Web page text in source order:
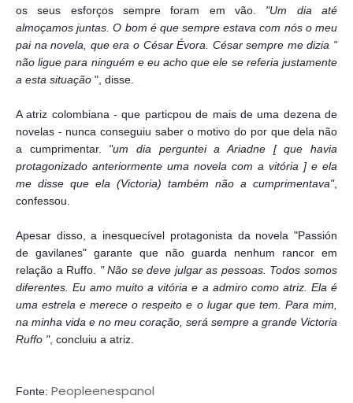
os seus esforços sempre foram em vão.
"Um dia até
almoçamos juntas. O bom é que sempre estava com nós o meu
pai na novela, que era o César Évora. César sempre me dizia "
não ligue para ninguém e eu acho que ele se referia justamente
a esta situação ", disse.
A atriz colombiana - que particpou de mais de uma dezena de
novelas - nunca conseguiu saber o motivo do por que dela não
a cumprimentar. "um dia perguntei a Ariadne [ que havia
protagonizado anteriormente uma novela com a vitória ] e ela
me disse que ela (Victoria) também não a cumprimentava",
confessou.
Apesar disso, a inesquecível protagonista da novela "Passión
de gavilanes" garante que não guarda nenhum rancor em
relação a Ruffo. " Não se deve julgar as pessoas. Todos somos
diferentes. Eu amo muito a vitória e a admiro como atriz. Ela é
uma estrela e merece o respeito e o lugar que tem. Para mim,
na minha vida e no meu coração, será sempre a grande Victoria
Ruffo ", concluiu a atriz.
Fonte: Peopleenespanol